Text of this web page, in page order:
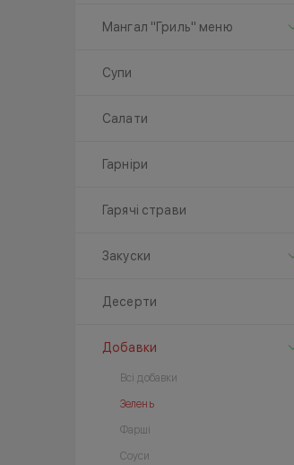
Мангал "Гриль" меню
Супи
Салати
Гарніри
Гарячі страви
Закуски
Десерти
Добавки
Всі добавки
Зелень
Фарші
Соуси